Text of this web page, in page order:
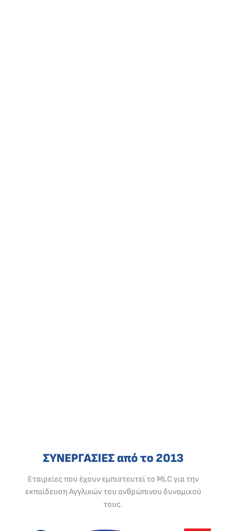
ΣΥΝΕΡΓΑΣΙΕΣ από το 2013
Εταιρείες που έχουν εμπιστευτεί το MLC για την
εκπαίδευση Αγγλικών του ανθρώπινου δυναμικού
τους.